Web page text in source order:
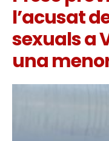
l’acusat
sexuals a
una